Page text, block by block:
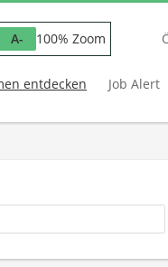
A- 100% Zoom
entdecken Job Alert